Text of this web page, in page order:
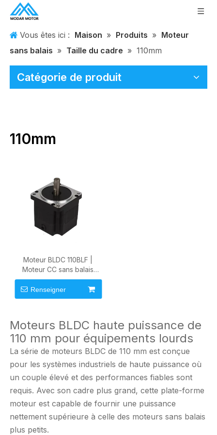
Vous êtes ici : Maison » Produits » Moteur
sans balais » Taille du cadre » 110mm
Catégorie de produit
110mm
Moteur BLDC 110BLF |
Moteur CC sans balais
industriel haute puissance
de 110 mm
Renseigner
Moteurs BLDC haute puissance de
110 mm pour équipements lourds
La série de moteurs BLDC de 110 mm est conçue
pour les systèmes industriels de haute puissance où
un couple élevé et des performances fiables sont
requis. Avec son cadre plus grand, cette plate-forme
moteur est capable de fournir une puissance
nettement supérieure à celle des moteurs sans balais
plus petits.